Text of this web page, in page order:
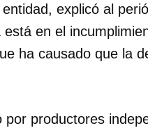
explicó al
en el
ha causado que la
productores